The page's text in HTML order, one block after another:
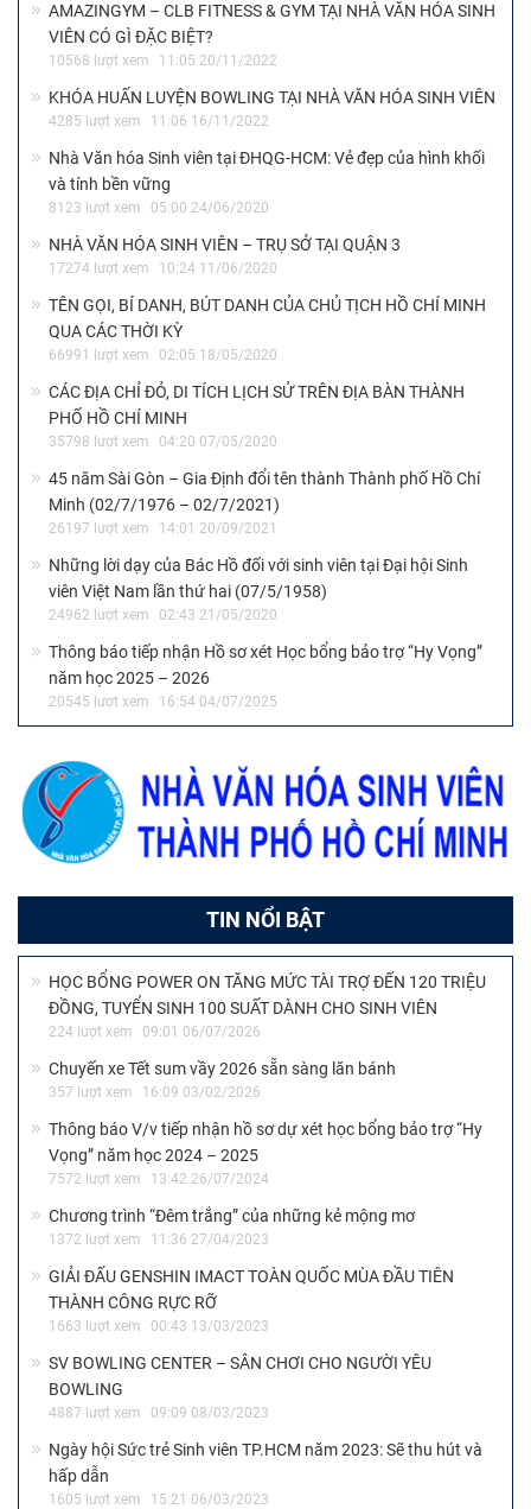
AMAZINGYM – CLB FITNESS & GYM TẠI NHÀ VĂN HÓA SINH
VIÊN CÓ GÌ ĐẶC BIỆT?
10568 lượt xem 11:05 20/11/2022
KHÓA HUẤN LUYỆN BOWLING TẠI NHÀ VĂN HÓA SINH VIÊN
4285 lượt xem 11:06 16/11/2022
Nhà Văn hóa Sinh viên tại ĐHQG-HCM: Vẻ đẹp của hình khối
và tính bền vững
8123 lượt xem 05:00 24/06/2020
NHÀ VĂN HÓA SINH VIÊN – TRỤ SỞ TẠI QUẬN 3
17274 lượt xem 10:24 11/06/2020
TÊN GỌI, BÍ DANH, BÚT DANH CỦA CHỦ TỊCH HỒ CHÍ MINH
QUA CÁC THỜI KỲ
66991 lượt xem 02:05 18/05/2020
CÁC ĐỊA CHỈ ĐỎ, DI TÍCH LỊCH SỬ TRÊN ĐỊA BÀN THÀNH
PHỐ HỒ CHÍ MINH
35798 lượt xem 04:20 07/05/2020
45 năm Sài Gòn – Gia Định đổi tên thành Thành phố Hồ Chí
Minh (02/7/1976 – 02/7/2021)
26197 lượt xem 14:01 20/09/2021
Những lời dạy của Bác Hồ đối với sinh viên tại Đại hội Sinh
viên Việt Nam lần thứ hai (07/5/1958)
24962 lượt xem 02:43 21/05/2020
Thông báo tiếp nhận Hồ sơ xét Học bổng bảo trợ “Hy Vọng”
năm học 2025 – 2026
20545 lượt xem 16:54 04/07/2025
TIN NỔI BẬT
HỌC BỔNG POWER ON TĂNG MỨC TÀI TRỢ ĐẾN 120 TRIỆU
ĐỒNG, TUYỂN SINH 100 SUẤT DÀNH CHO SINH VIÊN
224 lượt xem 09:01 06/07/2026
Chuyến xe Tết sum vầy 2026 sẵn sàng lăn bánh
357 lượt xem 16:09 03/02/2026
Thông báo V/v tiếp nhận hồ sơ dự xét học bổng bảo trợ “Hy
Vọng” năm học 2024 – 2025
7572 lượt xem 13:42 26/07/2024
Chương trình “Đêm trắng” của những kẻ mộng mơ
1372 lượt xem 11:36 27/04/2023
GIẢI ĐẤU GENSHIN IMACT TOÀN QUỐC MÙA ĐẦU TIÊN
THÀNH CÔNG RỰC RỠ
1663 lượt xem 00:43 13/03/2023
SV BOWLING CENTER – SÂN CHƠI CHO NGƯỜI YÊU
BOWLING
4887 lượt xem 09:09 08/03/2023
Ngày hội Sức trẻ Sinh viên TP.HCM năm 2023: Sẽ thu hút và
hấp dẫn
1605 lượt xem 15:21 06/03/2023